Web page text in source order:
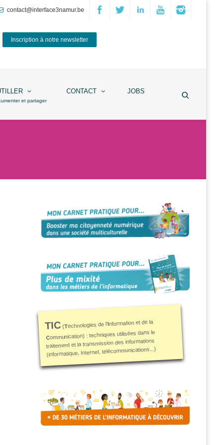
contact@interface3namur.be
Inscription à notre newsletter
et partager
CONTACT JOBS
TIC(Technologies de l'Information et de la
Communication) : techniques utilisées dans le
traitement et la transmission des informations
(informatique, Internet, télécommunications...)